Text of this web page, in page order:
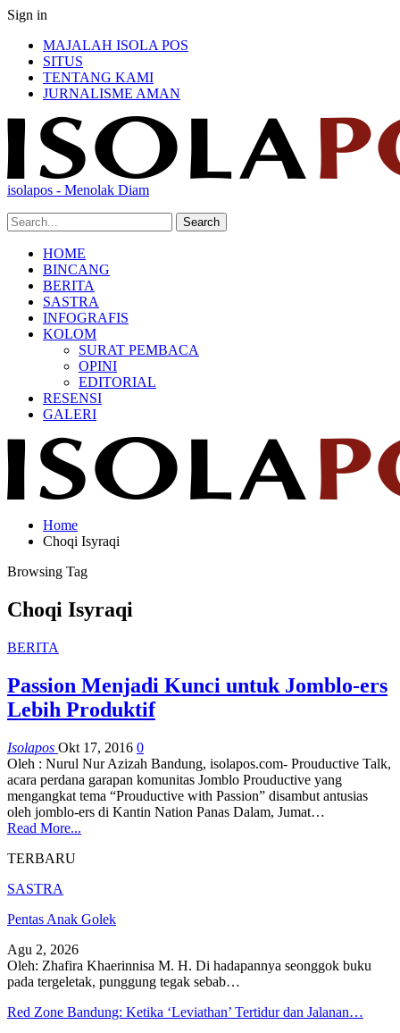
Sign in
MAJALAH ISOLA POS
SITUS
TENTANG KAMI
JURNALISME AMAN
isolapos - Menolak Diam
HOME
BINCANG
BERITA
SASTRA
INFOGRAFIS
KOLOM
SURAT PEMBACA
OPINI
EDITORIAL
RESENSI
GALERI
Home
Choqi Isyraqi
Browsing Tag
Choqi Isyraqi
BERITA
Passion Menjadi Kunci untuk Jomblo-ers
Lebih Produktif
Isolapos Okt 17, 2016 0
Oleh : Nurul Nur Azizah Bandung, isolapos.com- Prouductive Talk,
acara perdana garapan komunitas Jomblo Prouductive yang
mengangkat tema “Prouductive with Passion” disambut antusias
oleh jomblo-ers di Kantin Nation Panas Dalam, Jumat…
Read More...
TERBARU
SASTRA
Pentas Anak Golek
Agu 2, 2026
Oleh: Zhafira Khaerinnisa M. H. Di hadapannya seonggok buku
pada tergeletak, punggung tegak sebab…
Red Zone Bandung: Ketika ‘Leviathan’ Tertidur dan Jalanan…